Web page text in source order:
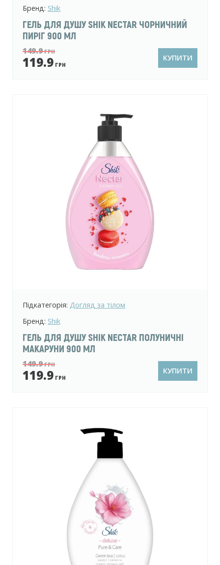
Бренд: Shik
ГЕЛЬ ДЛЯ ДУШУ SHIK NECTAR ЧОРНИЧНИЙ
ПИРІГ 900 МЛ
149.9ГРН
119.9 ГРН
КУПИТИ
Підкатегорія: Догляд за тілом
Бренд: Shik
ГЕЛЬ ДЛЯ ДУШУ SHIK NECTAR ПОЛУНИЧНІ
МАКАРУНИ 900 МЛ
149.9ГРН
119.9 ГРН
КУПИТИ